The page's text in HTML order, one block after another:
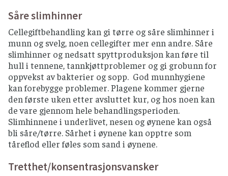
Såre slimhinner
Cellegiftbehandling kan gi tørre og såre slimhinner i
munn og svelg, noen cellegifter mer enn andre. Såre
slimhinner og nedsatt spyttproduksjon kan føre til
hull i tennene, tannkjøttproblemer og gi grobunn for
oppvekst av bakterier og sopp. God munnhygiene
kan forebygge problemer. Plagene kommer gjerne
den første uken etter avsluttet kur, og hos noen kan
de vare gjennom hele behandlingsperioden.
Slimhinnene i underlivet, nesen og øynene kan også
bli såre/tørre. Sårhet i øynene kan opptre som
tåreflod eller føles som sand i øynene.
Tretthet/konsentrasjonsvansker